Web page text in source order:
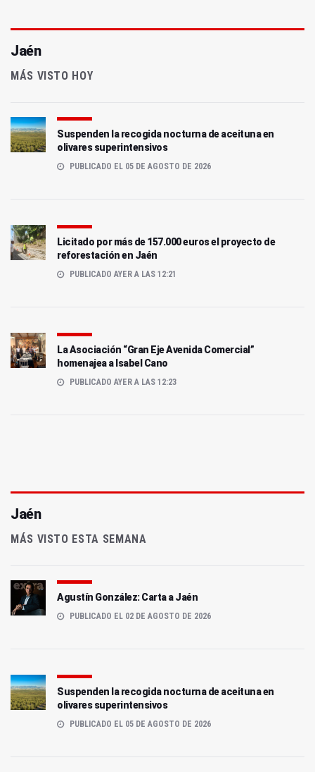
Jaén
MÁS VISTO HOY
Suspenden la recogida nocturna de aceituna en
olivares superintensivos
PUBLICADO EL 05 DE AGOSTO DE 2026
Licitado por más de 157.000 euros el proyecto de
reforestación en Jaén
PUBLICADO AYER A LAS 12:21
La Asociación “Gran Eje Avenida Comercial”
homenajea a Isabel Cano
PUBLICADO AYER A LAS 12:23
Jaén
MÁS VISTO ESTA SEMANA
Agustín González: Carta a Jaén
PUBLICADO EL 02 DE AGOSTO DE 2026
Suspenden la recogida nocturna de aceituna en
olivares superintensivos
PUBLICADO EL 05 DE AGOSTO DE 2026